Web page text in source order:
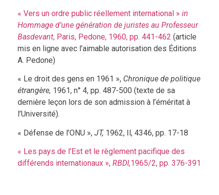
« Vers un ordre public réellement international » in
Hommage d’une génération de juristes au Professeur
Basdevant, Paris, Pedone, 1960, pp. 441-462 (article
mis en ligne avec l’aimable autorisation des Éditions
A. Pedone)
« Le droit des gens en 1961 », Chronique de politique
étrangère, 1961, n° 4, pp. 487-500 (texte de sa
dernière leçon lors de son admission à l’éméritat à
l’Université).
« Défense de l’ONU », JT, 1962, Il, 4346, pp. 17-18
« Les pays de l’Est et le règlement pacifique des
différends internationaux », RBDI,1965/2, pp. 376-391